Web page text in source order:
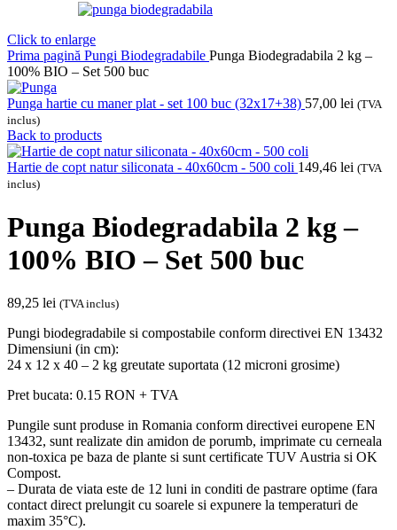
Click to enlarge
Prima pagină Pungi Biodegradabile Punga Biodegradabila 2 kg –
100% BIO – Set 500 buc
Punga hartie cu maner plat - set 100 buc (32x17+38) 57,00 lei (TVA
inclus)
Back to products
Hartie de copt natur siliconata - 40x60cm - 500 coli 149,46 lei (TVA
inclus)
Punga Biodegradabila 2 kg –
100% BIO – Set 500 buc
89,25 lei (TVA inclus)
Pungi biodegradabile si compostabile conform directivei EN 13432
Dimensiuni (in cm):
24 x 12 x 40 – 2 kg greutate suportata (12 microni grosime)
Pret bucata: 0.15 RON + TVA
Pungile sunt produse in Romania conform directivei europene EN
13432, sunt realizate din amidon de porumb, imprimate cu cerneala
non-toxica pe baza de plante si sunt certificate TUV Austria si OK
Compost.
– Durata de viata este de 12 luni in conditi de pastrare optime (fara
contact direct prelungit cu soarele si expunere la temperaturi de
maxim 35°C).